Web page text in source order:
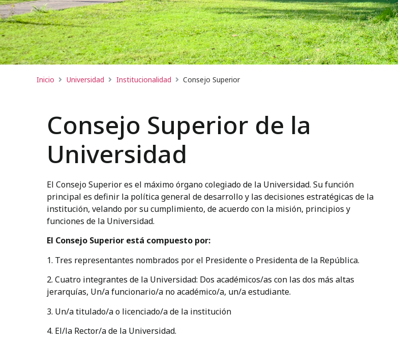
Inicio Universidad Institucionalidad Consejo Superior
Consejo Superior de la
Universidad
El Consejo Superior es el máximo órgano colegiado de la Universidad. Su función
principal es definir la política general de desarrollo y las decisiones estratégicas de la
institución, velando por su cumplimiento, de acuerdo con la misión, principios y
funciones de la Universidad.
El Consejo Superior está compuesto por:
1. Tres representantes nombrados por el Presidente o Presidenta de la República.
2. Cuatro integrantes de la Universidad: Dos académicos/as con las dos más altas
jerarquías, Un/a funcionario/a no académico/a, un/a estudiante.
3. Un/a titulado/a o licenciado/a de la institución
4. El/la Rector/a de la Universidad.